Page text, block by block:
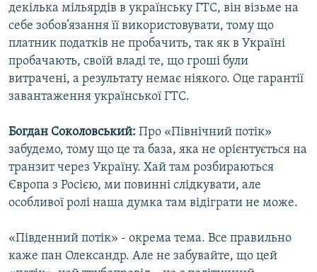
декілька мільярдів в українську ГТС, він візьме на
себе зобов’язання її використовувати, тому що
платник податків не пробачить, так як в Україні
пробачають, своїй владі те, що гроші були
витрачені, а результату немає ніякого. Оце гарантії
завантаження української ГТС.
Богдан Соколовський: Про «Північний потік»
забудемо, тому що це та база, яка не орієнтується на
транзит через Україну. Хай там розбираються
Європа з Росією, ми повинні слідкувати, але
особливої ролі наша думка там відіграти не може.
«Південний потік» - окрема тема. Все правильно
каже пан Олександр. Але не забувайте, що цей